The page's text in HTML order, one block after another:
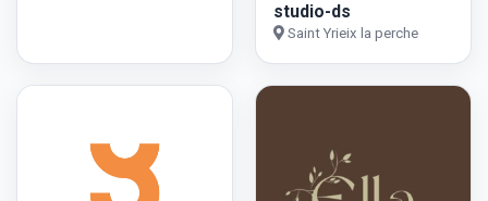
studio-ds
Saint Yrieix la perche